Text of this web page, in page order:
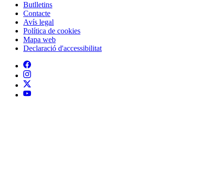
Peu
Butlletins
Contacte
Avís legal
Política de cookies
Mapa web
Declaració d'accessibilitat